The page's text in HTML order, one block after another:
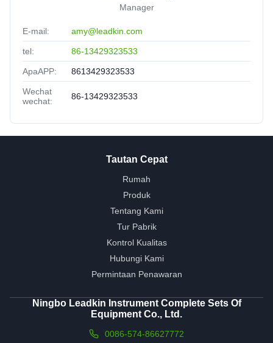
Manager
E-mail: amy@leadkin.com
tel: 86-13429323533
ApaAPP: 8613429323533
Wechat
wechat:
86-13429323533
Tautan Cepat
Rumah
Produk
Tentang Kami
Tur Pabrik
Kontrol Kualitas
Hubungi Kami
Permintaan Penawaran
Ningbo Leadkin Instrument Complete Sets Of
Equipment Co., Ltd.
0086-574-86627772